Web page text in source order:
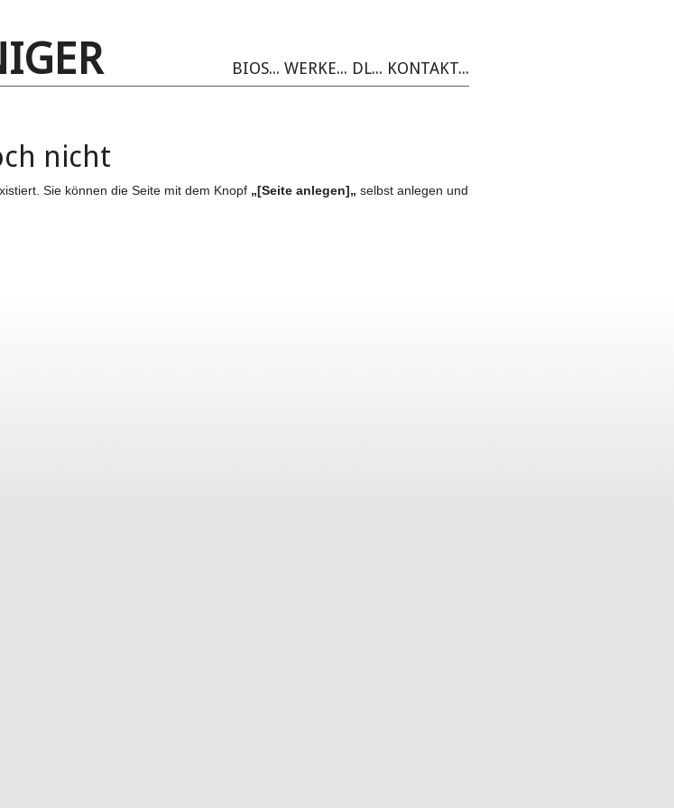
BIOS... WERKE... DL... KONTAKT...
nicht
Sie können die Seite mit dem Knopf „[Seite anlegen]„ selbst anlegen und